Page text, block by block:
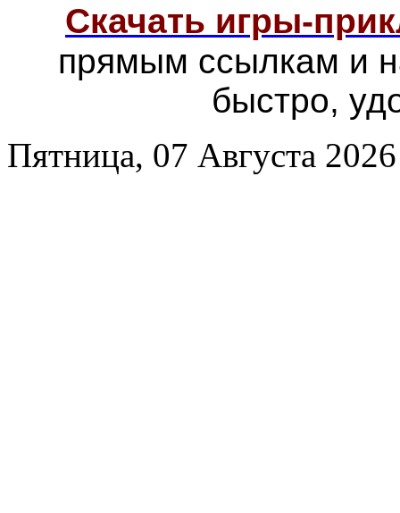
Скачать игры-
прямым ссылкам и
быстро,
Пятница, 07 Августа 2026